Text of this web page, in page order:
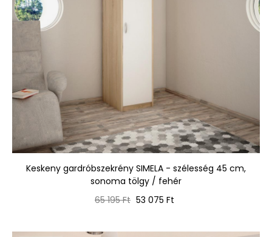
Keskeny gardróbszekrény SIMELA - szélesség 45 cm,
sonoma tölgy / fehér
Normál
65 195 Ft Ár
53 075 Ft